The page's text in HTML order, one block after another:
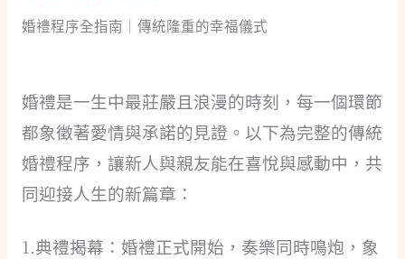
婚禮程序全指南｜傳統隆重的幸福儀式
婚禮是一生中最莊嚴且浪漫的時刻，每一個環節
都象徵著愛情與承諾的見證。以下為完整的傳統
婚禮程序，讓新人與親友能在喜悅與感動中，共
同迎接人生的新篇章：
1.典禮揭幕：婚禮正式開始，奏樂同時鳴炮，象